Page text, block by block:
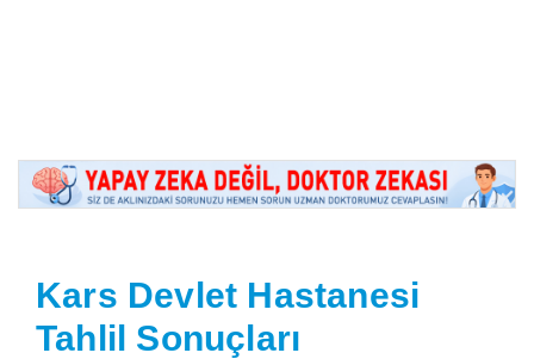
Kars Devlet Hastanesi
Tahlil Sonuçları